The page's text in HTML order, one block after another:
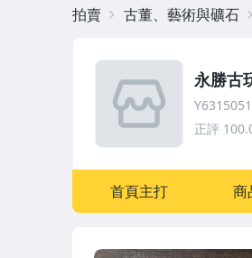
永勝古
正評
首頁主打 商
拍賣 古董、藝術與礦石